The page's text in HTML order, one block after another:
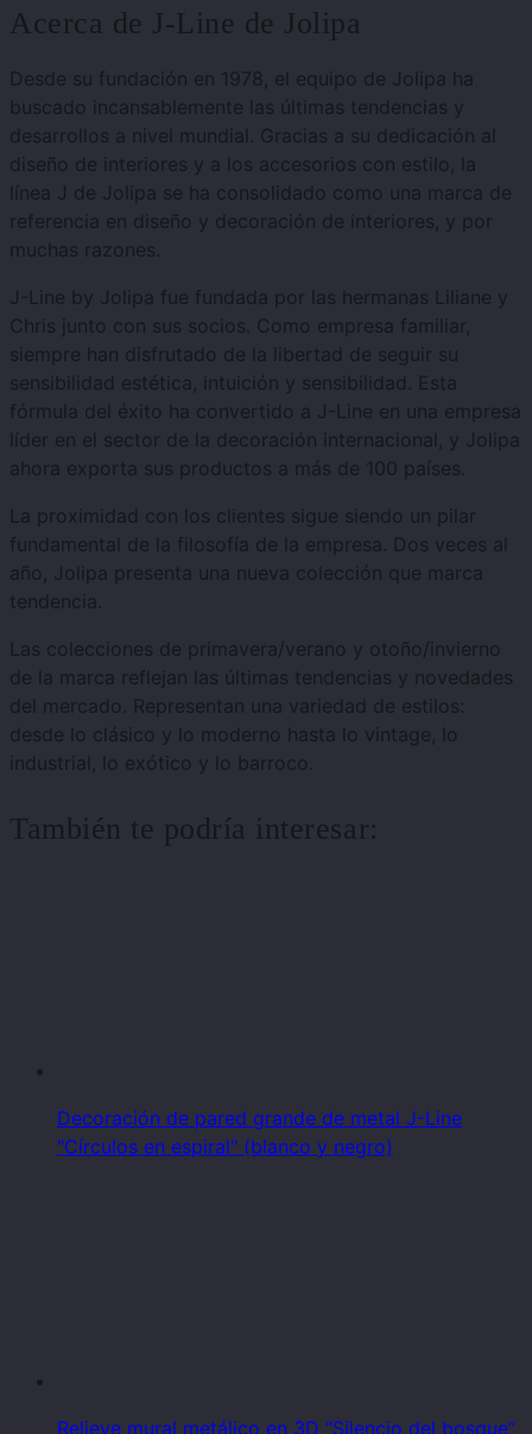
Acerca de J-Line de Jolipa
Desde su fundación en 1978, el equipo de Jolipa ha
buscado incansablemente las últimas tendencias y
desarrollos a nivel mundial. Gracias a su dedicación al
diseño de interiores y a los accesorios con estilo, la
línea J de Jolipa se ha consolidado como una marca de
referencia en diseño y decoración de interiores, y por
muchas razones.
J-Line by Jolipa fue fundada por las hermanas Liliane y
Chris junto con sus socios. Como empresa familiar,
siempre han disfrutado de la libertad de seguir su
sensibilidad estética, intuición y sensibilidad. Esta
fórmula del éxito ha convertido a J-Line en una empresa
líder en el sector de la decoración internacional, y Jolipa
ahora exporta sus productos a más de 100 países.
La proximidad con los clientes sigue siendo un pilar
fundamental de la filosofía de la empresa. Dos veces al
año, Jolipa presenta una nueva colección que marca
tendencia.
Las colecciones de primavera/verano y otoño/invierno
de la marca reflejan las últimas tendencias y novedades
del mercado. Representan una variedad de estilos:
desde lo clásico y lo moderno hasta lo vintage, lo
industrial, lo exótico y lo barroco.
También te podría interesar:
Decoración de pared grande de metal J-Line
"Círculos en espiral" (blanco y negro)
Relieve mural metálico en 3D “Silencio del bosque”